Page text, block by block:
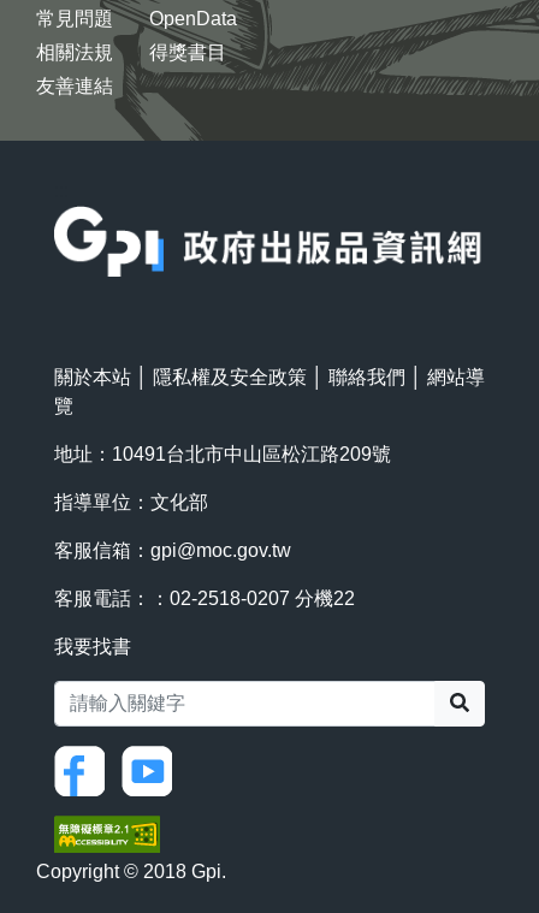
常見問題
相關法規
友善連結
OpenData
得獎書目
關於本站 隱私權及安全政策 聯絡我們
網站導
覽
地址：10491台北市中山區松江路209號
指導單位：文化部
客服信箱： gpi@moc.gov.tw
客服電話：：02-2518-0207 分機22
我要找書
Copyright © 2018 Gpi.